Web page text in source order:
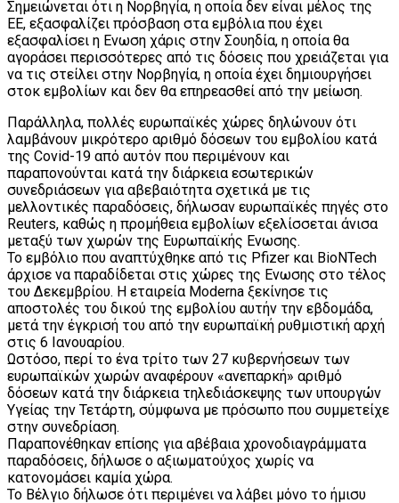
Σημειώνεται ότι η Νορβηγία, η οποία δεν είναι μέλος της
ΕΕ, εξασφαλίζει πρόσβαση στα εμβόλια που έχει
εξασφαλίσει η Ενωση χάρις στην Σουηδία, η οποία θα
αγοράσει περισσότερες από τις δόσεις που χρειάζεται για
να τις στείλει στην Νορβηγία, η οποία έχει δημιουργήσει
στοκ εμβολίων και δεν θα επηρεασθεί από την μείωση.
Παράλληλα, πολλές ευρωπαϊκές χώρες δηλώνουν ότι
λαμβάνουν μικρότερο αριθμό δόσεων του εμβολίου κατά
της Covid-19 από αυτόν που περιμένουν και
παραπονούνται κατά την διάρκεια εσωτερικών
συνεδριάσεων για αβεβαιότητα σχετικά με τις
μελλοντικές παραδόσεις, δήλωσαν ευρωπαϊκές πηγές στο
Reuters, καθώς η προμήθεια εμβολίων εξελίσσεται άνισα
μεταξύ των χωρών της Ευρωπαϊκής Ενωσης.
Το εμβόλιο που αναπτύχθηκε από τις Pfizer και BioNTech
άρχισε να παραδίδεται στις χώρες της Ενωσης στο τέλος
του Δεκεμβρίου. Η εταιρεία Moderna ξεκίνησε τις
αποστολές του δικού της εμβολίου αυτήν την εβδομάδα,
μετά την έγκρισή του από την ευρωπαϊκή ρυθμιστική αρχή
στις 6 Ιανουαρίου.
Ωστόσο, περί το ένα τρίτο των 27 κυβερνήσεων των
ευρωπαϊκών χωρών αναφέρουν «ανεπαρκή» αριθμό
δόσεων κατά την διάρκεια τηλεδιάσκεψης των υπουργών
Υγείας την Τετάρτη, σύμφωνα με πρόσωπο που συμμετείχε
στην συνεδρίαση.
Παραπονέθηκαν επίσης για αβέβαια χρονοδιαγράμματα
παραδόσεις, δήλωσε ο αξιωματούχος χωρίς να
κατονομάσει καμία χώρα.
Το Βέλγιο δήλωσε ότι περιμένει να λάβει μόνο το ήμισυ